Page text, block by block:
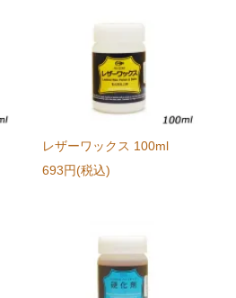
レザーワックス 100ml
693円(税込)